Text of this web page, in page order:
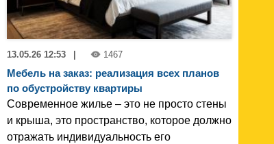
13.05.26 12:53 1467
Мебель на заказ: реализация всех планов
по обустройству квартиры
Современное жилье – это не просто стены
и крыша, это пространство, которое должно
отражать индивидуальность его